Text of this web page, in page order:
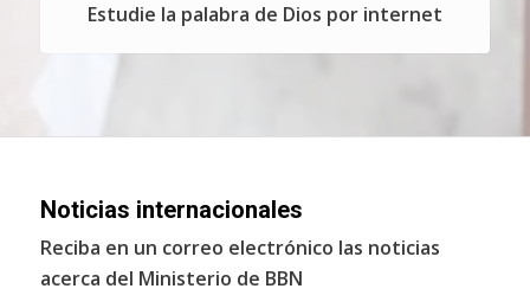
Estudie la palabra de Dios por internet
Noticias internacionales
Reciba en un correo electrónico las noticias
acerca del Ministerio de BBN